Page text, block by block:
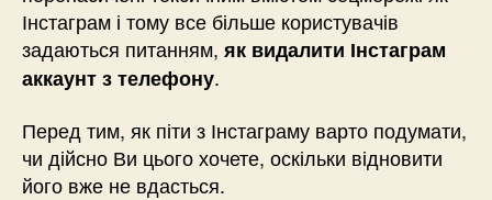
Інстаграм і тому все більше користувачів
задаються питанням, як видалити Інстаграм
аккаунт з телефону.
Перед тим, як піти з Інстаграму варто подумати,
чи дійсно Ви цього хочете, оскільки відновити
його вже не вдасться.